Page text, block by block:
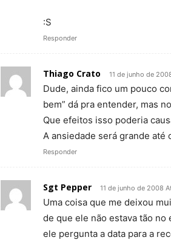
:S
Responder
Thiago Crato 11 de junho de
Dude, ainda fico um pouco
bem” dá pra entender, mas
Que efeitos isso poderia
A ansiedade será grande até
Responder
Sgt Pepper 11 de junho de 2008
Uma coisa que me deixou
de que ele não estava tão
ele pergunta a data para a